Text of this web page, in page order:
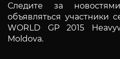
Следите за
объявляться участники
WORLD GP 2015
Moldova.